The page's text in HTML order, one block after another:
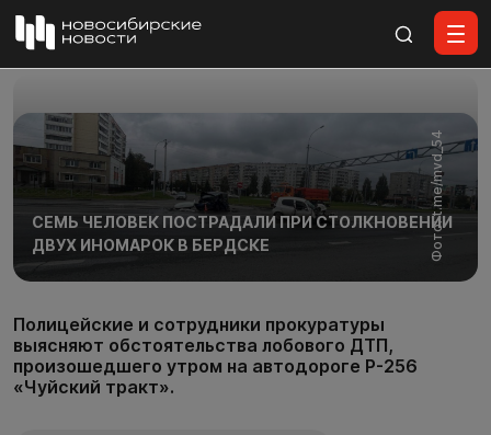
Фото: t.me/mvd_54
СЕМЬ ЧЕЛОВЕК ПОСТРАДАЛИ ПРИ СТОЛКНОВЕНИИ
ДВУХ ИНОМАРОК В БЕРДСКЕ
Полицейские и сотрудники прокуратуры
выясняют обстоятельства лобового ДТП,
произошедшего утром на автодороге Р-256
«Чуйский тракт».